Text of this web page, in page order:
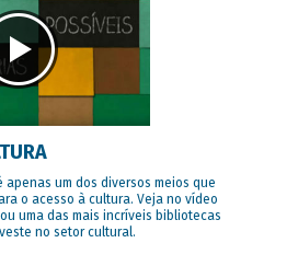
apenas um dos diversos meios que
o acesso à cultura. Veja no vídeo
uma das mais incríveis bibliotecas
no setor cultural.